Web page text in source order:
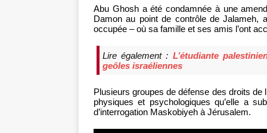
Abu Ghosh a été condamnée à une
Damon au point de contrôle de Jalameh,
occupée – où sa famille et ses amis l’ont
Lire également : L’étudiante
geôles israéliennes
Plusieurs groupes de défense des droits de
physiques et psychologiques qu’elle a
d’interrogation Maskobiyeh à Jérusalem.